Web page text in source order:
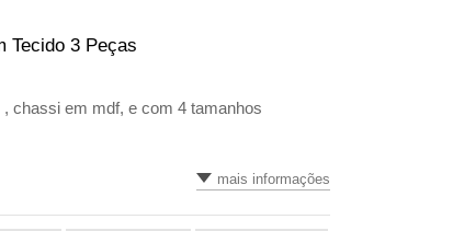
Tecido 3 Peças
chassi em mdf, e com 4 tamanhos
mais informações